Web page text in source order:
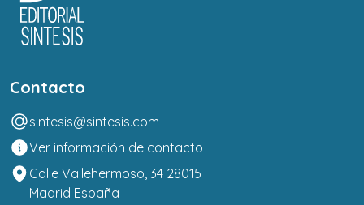
Contacto
sintesis@sintesis.com
Ver información de contacto
Calle Vallehermoso, 34 28015
Madrid España